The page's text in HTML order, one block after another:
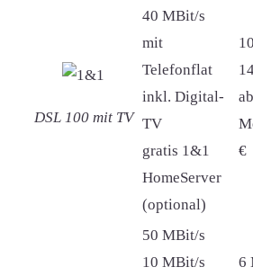
DSL 100 mit TV
40 MBit/s
mit
Telefonflat
inkl. Digital-
TV
gratis 1&1
HomeServer
(optional)
€
50 MBit/s
10 MBit/s
6